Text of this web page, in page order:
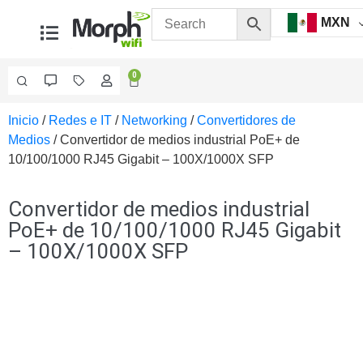
MXN
0
Videovigilancia
Accesorios
Generales
Ethernet y
Fibra Accesorios
para
Computadora
Inicio / Redes e IT / Networking /Convertidores de
Medios / Convertidor de medios industrial PoE+ de
10/100/1000 RJ45 Gigabit – 100X/1000X SFP
Convertidor de medios industrial
PoE+ de 10/100/1000 RJ45 Gigabit
– 100X/1000X SFP